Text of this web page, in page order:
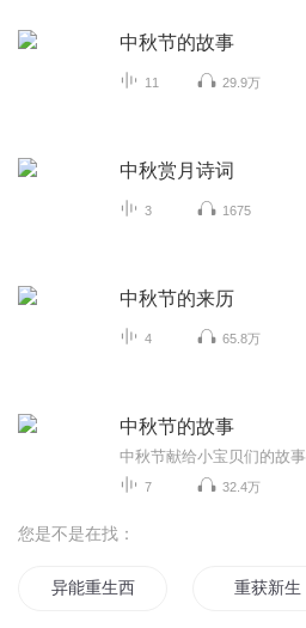
中秋节的故事
11 29.9万
中秋赏月诗词
3 1675
中秋节的来历
4 65.8万
中秋节的故事
中秋节献给小宝贝们的故事
7 32.4万
您是不是在找：
异能重生西门庆 重获新生